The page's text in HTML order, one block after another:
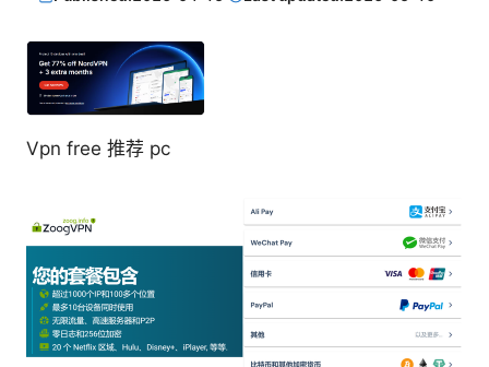
Vpn free 推荐 pc